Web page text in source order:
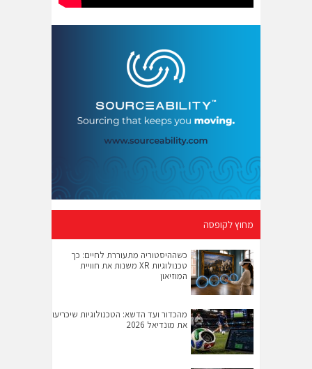
מחוץ לקופסה
כשההיסטוריה מתעוררת לחיים: כך
טכנולוגיות XR משנות את חוויית
המוזיאון
מהכדור ועד הדשא: הטכנולוגיות שיכריעו
את מונדיאל 2026